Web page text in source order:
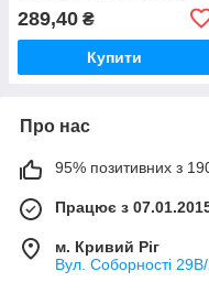
289,40 ₴
Купити
Про нас
95% позитивних з 190
Працює з
м. Кривий Ріг
Вул. Соборності 29В/